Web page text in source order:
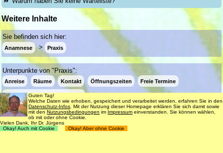
Weitere Inhalte
Sie befinden sich hier:
Anamnese Praxis
Unterpunkte von "Praxis":
Anreise Räume Kontakt Öffnungszeiten Freie Termine
Info-eMail bei freien Terminen
Login
Datenschutz
Impressum Nutzungsbedingungen
Guten Tag!
Welche Daten wie erhoben, gespeichert und verarbeitet werden, erfahren Sie in den
Datenschutz-Infos . Mit der Nutzung dieser Homepage erklären Sie sich damit sowie
mit denNutzungsbedingungen im Impressum einverstanden. Sie können wählen,
ob mit oder ohne Cookie.
Vielen Dank, Ihr Dr. Jürgens
Okay! Auch mit Cookie
Okay! Aber ohne Cookie